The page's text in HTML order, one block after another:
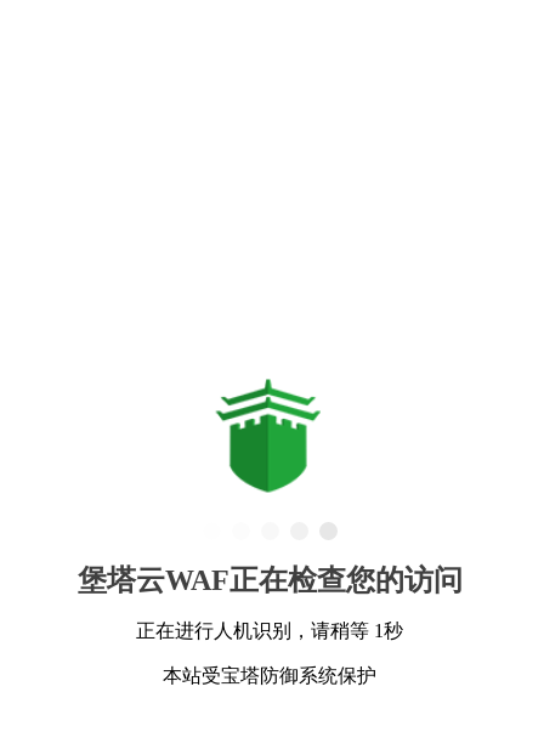
堡塔云WAF正在检查您的访问
正在进行人机识别，请稍等 1秒
本站受宝塔防御系统保护